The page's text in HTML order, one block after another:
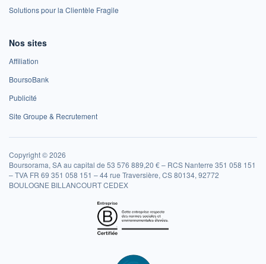
Solutions pour la Clientèle Fragile
Nos sites
Affiliation
BoursoBank
Publicité
Site Groupe & Recrutement
Copyright © 2026
Boursorama, SA au capital de 53 576 889,20 € – RCS Nanterre 351 058 151
– TVA FR 69 351 058 151 – 44 rue Traversière, CS 80134, 92772
BOULOGNE BILLANCOURT CEDEX